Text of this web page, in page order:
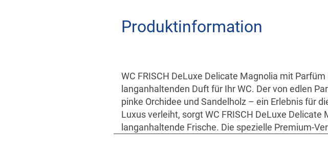
Produktinformation
WC FRISCH DeLuxe Delicate Magnolia mit
langanhaltenden Duft für Ihr WC. Der von edlen
pinke Orchidee und Sandelholz – ein Erlebnis für
Luxus verleiht, sorgt WC FRISCH DeLuxe
langanhaltende Frische. Die spezielle Premium-